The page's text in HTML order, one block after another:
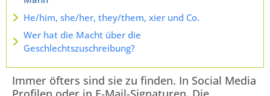
He/him, she/her, they/them, xier und Co.
Wer hat die Macht über die
Geschlechtszuschreibung?
Immer öfters sind sie zu finden. In Social Media